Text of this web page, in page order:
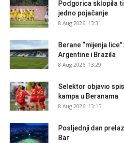
Podgorica sklopila
jedno pojačanje
8 Aug 2026. 13:31
Berane “mijenja
Argentine i Brazila
8 Aug 2026. 13:29
Selektor objavio
kampa u Beranama
8 Aug 2026. 13:15
Posljednji dan
Bar